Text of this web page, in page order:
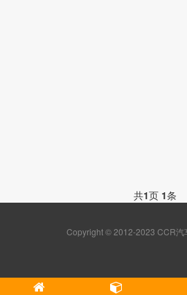
共1页 1条
Copyright © 2012-2023 CCR汽